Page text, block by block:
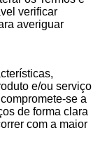
verificar
averiguar
e/ou serviço
se a
de forma clara
com a maior